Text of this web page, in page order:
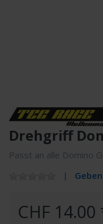
Drehgriff
Passt an alle Domino
CHF 14.00